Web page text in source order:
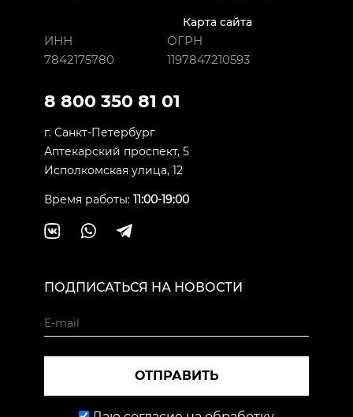
Карта сайта
ИНН
7842175780
ОГРН
1197847210593
8 800 350 81 01
г. Санкт-Петербург
Аптекарский проспект, 5
Исполкомская улица, 12
Время работы: 11:00-19:00
ПОДПИСАТЬСЯ НА НОВОСТИ
ОТПРАВИТЬ